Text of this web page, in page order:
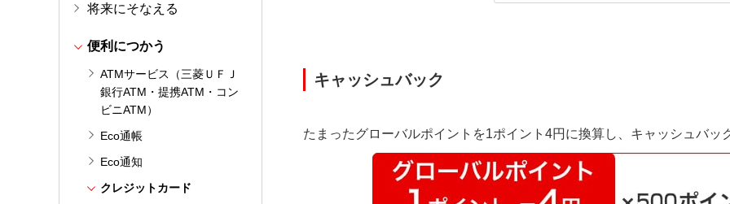
将来にそなえる
便利につかう
ATMサービス（三菱ＵＦＪ
銀行ATM・提携ATM・コン
ビニATM）
Eco通帳
Eco通知
クレジットカード
キャッシュバック
たまったグローバルポイントを1ポイント4円に換算し、キャッシュバッ